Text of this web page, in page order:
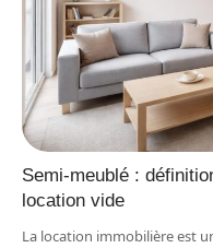
Semi-meublé :
location vide
La location immobilière est